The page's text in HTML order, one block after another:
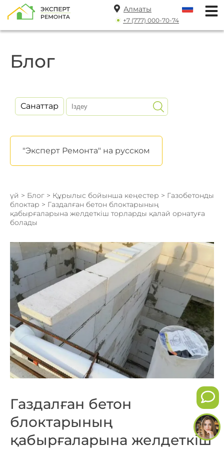
Алматы
+7 (777) 000-70-74
Блог
Санаттар
"Эксперт Ремонта" на русском
үй > Блог > Құрылыс бойынша кеңестер > Газобетонды
блоктар > Газдалған бетон блоктарының
қабырғаларына желдеткіш торларды қалай орнатуға
болады
Газдалған бетон
блоктарының
қабырғаларына желдеткіш